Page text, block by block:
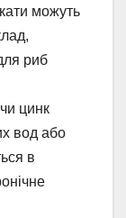
можуть
риб
цинк
вод або
в